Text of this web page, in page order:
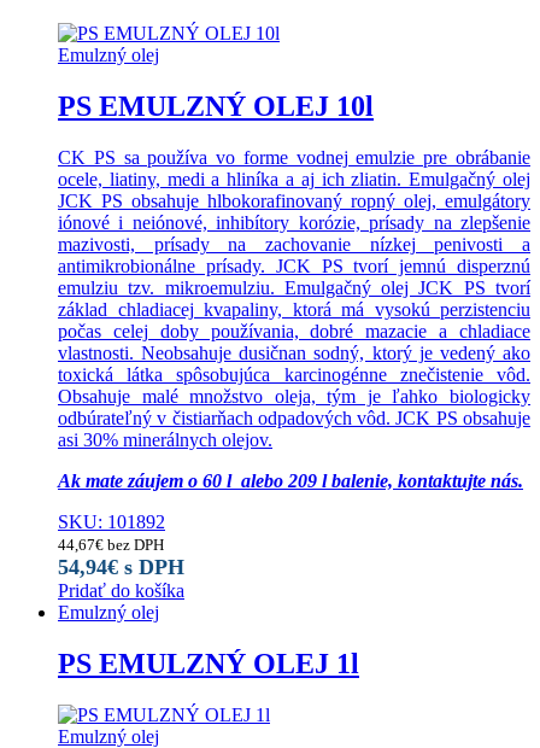
Emulzný olej
PS EMULZNÝ OLEJ 10l
CK PS sa používa vo forme vodnej emulzie pre obrábanie
ocele, liatiny, medi a hliníka a aj ich zliatin. Emulgačný olej
JCK PS obsahuje hlbokorafinovaný ropný olej, emulgátory
iónové i neiónové, inhibítory korózie, prísady na zlepšenie
mazivosti, prísady na zachovanie nízkej penivosti a
antimikrobionálne prísady. JCK PS tvorí jemnú disperznú
emulziu tzv. mikroemulziu. Emulgačný olej JCK PS tvorí
základ chladiacej kvapaliny, ktorá má vysokú perzistenciu
počas celej doby používania, dobré mazacie a chladiace
vlastnosti. Neobsahuje dusičnan sodný, ktorý je vedený ako
toxická látka spôsobujúca karcinogénne znečistenie vôd.
Obsahuje malé množstvo oleja, tým je ľahko biologicky
odbúrateľný v čistiarňach odpadových vôd. JCK PS obsahuje
asi 30% minerálnych olejov.
Ak mate záujem o 60 l alebo 209 l balenie, kontaktujte nás.
SKU: 101892
44,67€ bez DPH
54,94€ s DPH
Pridať do košíka
Emulzný olej
PS EMULZNÝ OLEJ 1l
Emulzný olej